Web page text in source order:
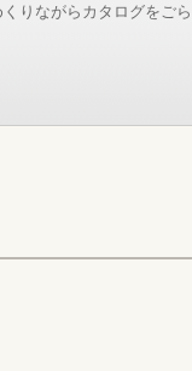
りながらカタログをごら